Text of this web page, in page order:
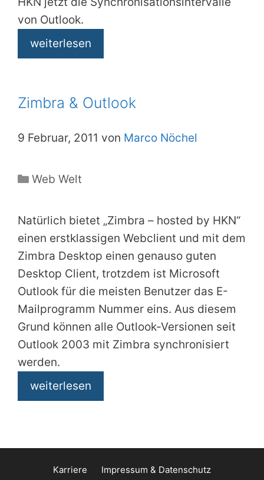
von Outlook.
weiterlesen
Zimbra & Outlook
9 Februar, 2011 von Marco Nöchel
Kategorien
Web Welt
Natürlich bietet „Zimbra – hosted by HKN“
einen erstklassigen Webclient und mit dem
Zimbra Desktop einen genauso guten
Desktop Client, trotzdem ist Microsoft
Outlook für die meisten Benutzer das E-
Mailprogramm Nummer eins. Aus diesem
Grund können alle Outlook-Versionen seit
Outlook 2003 mit Zimbra synchronisiert
werden.
weiterlesen
Karriere Impressum & Datenschutz